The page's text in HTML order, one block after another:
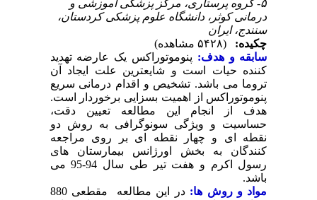
۵- گروه پرستاری، مرکز پزشکی آموزشی و
درمانی کوثر، دانشگاه علوم پزشکی کردستان،
سنندج، ایران
چکیده:
(۵۴۲۸ مشاهده)
سابقه و هدف: پنوموتوراکس یک عارضه تهدید
کننده حیات است و شایع­ترین علت ایجاد آن
تروما می باشد. تشخیص و اقدام درمانی سریع
پنوموتوراکس از اهمیت بسزایی برخوردار است.
هدف از انجام این مطالعه تعیین دقت،
حساسیت و ویژگی سونوگرافی به روش دو
نقطه ای و چهار نقطه ای بر روی مراجعه
کنندگان به بخش اورژانس بیمارستان های
رسول اکرم و هفت تیر طی سال 94-95 می
باشد.
مواد و روش­ ها:
در این مطالعه مقطعی 880